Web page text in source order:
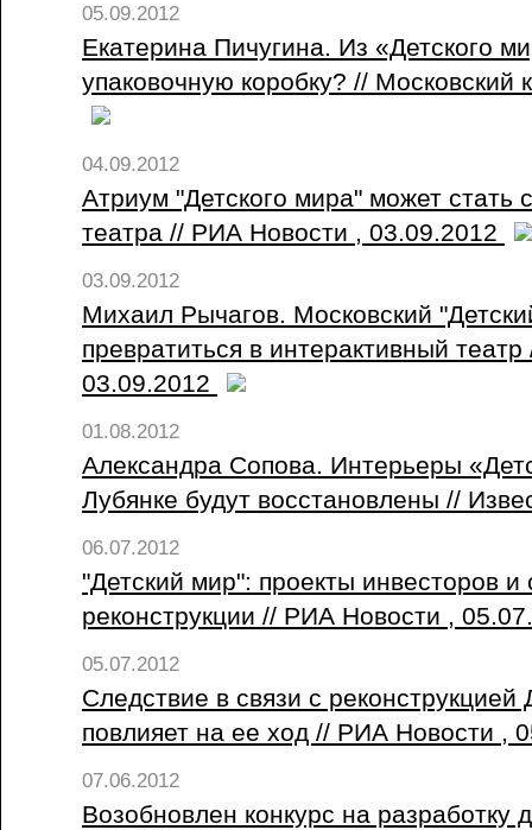
05.09.2012
Екатерина Пичугина. Из «Детского
упаковочную коробку? //
04.09.2012
Атриум "Детского мира" может стать
театра // РИА Новости , 03.09.2012
03.09.2012
Михаил Рычагов. Московский
превратиться в интерактивный
03.09.2012
01.08.2012
Александра Сопова. Интерьеры
Лубянке будут восстановлены //
06.07.2012
"Детский мир": проекты инвесторов и
реконструкции // РИА Новости ,
05.07.2012
Следствие в связи с реконструкцией
повлияет на ее ход // РИА Новости ,
07.06.2012
Возобновлен конкурс на разработку